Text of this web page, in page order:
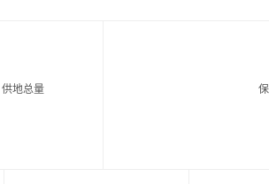
供地总量